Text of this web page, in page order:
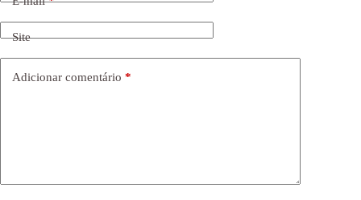
Site
Adicionar comentário *